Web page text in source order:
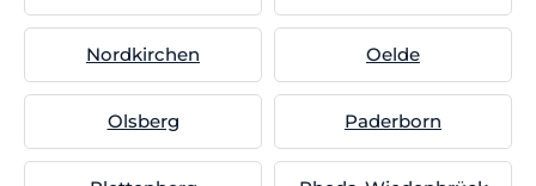
Nordkirchen Oelde
Olsberg Paderborn